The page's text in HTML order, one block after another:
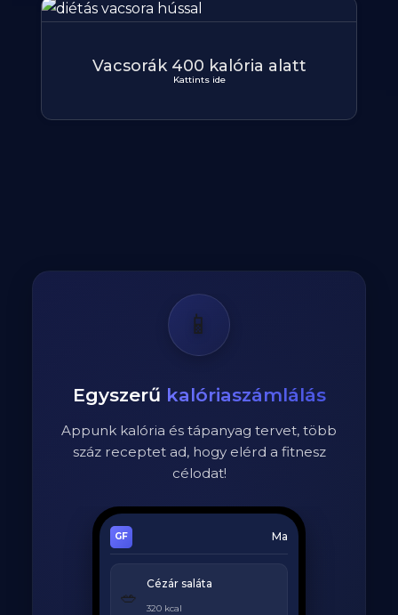
Vacsorák 400 kalória alatt
Kattints ide
📱
Egyszerű kalóriaszámlálás
Appunk kalória és tápanyag tervet, több
száz receptet ad, hogy elérd a fitnesz
célodat!
Ma
🥗
Cézár saláta
320 kcal